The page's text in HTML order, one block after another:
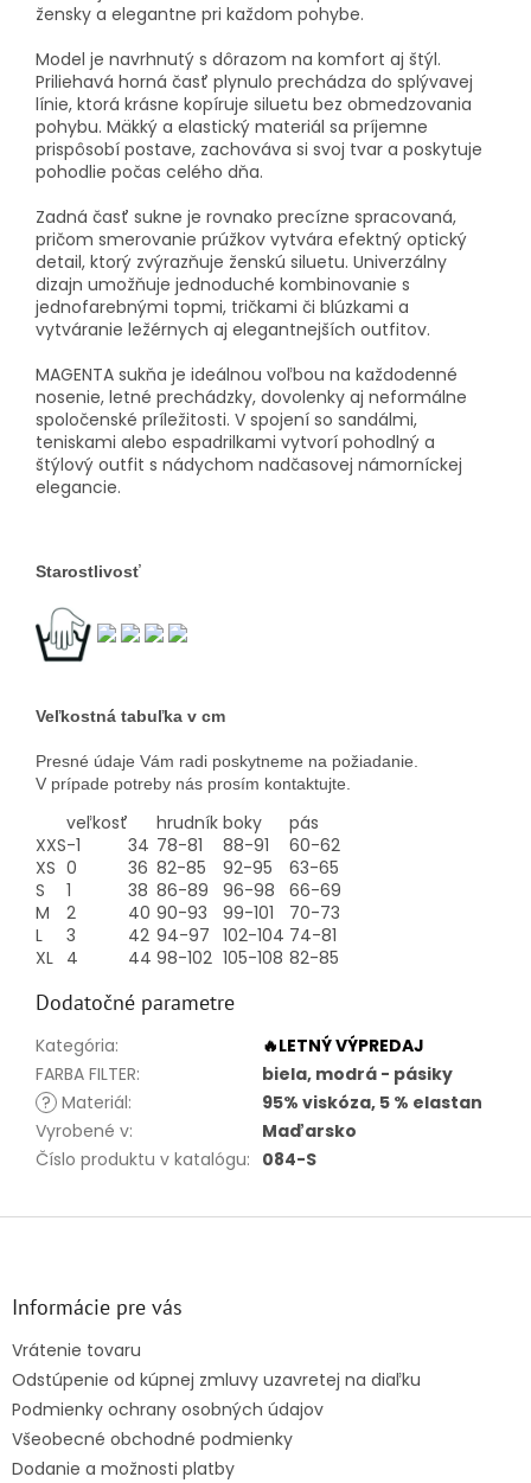
žensky a elegantne pri každom pohybe.
Model je navrhnutý s dôrazom na komfort aj štýl.
Priliehavá horná časť plynulo prechádza do splývavej
línie, ktorá krásne kopíruje siluetu bez obmedzovania
pohybu. Mäkký a elastický materiál sa príjemne
prispôsobí postave, zachováva si svoj tvar a poskytuje
pohodlie počas celého dňa.
Zadná časť sukne je rovnako precízne spracovaná,
pričom smerovanie prúžkov vytvára efektný optický
detail, ktorý zvýrazňuje ženskú siluetu. Univerzálny
dizajn umožňuje jednoduché kombinovanie s
jednofarebnými topmi, tričkami či blúzkami a
vytváranie ležérnych aj elegantnejších outfitov.
MAGENTA sukňa je ideálnou voľbou na každodenné
nosenie, letné prechádzky, dovolenky aj neformálne
spoločenské príležitosti. V spojení so sandálmi,
teniskami alebo espadrilkami vytvorí pohodlný a
štýlový outfit s nádychom nadčasovej námorníckej
elegancie.
Starostlivosť
Veľkostná tabuľka v cm
Presné údaje Vám radi poskytneme na požiadanie.
V prípade potreby nás prosím kontaktujte.
veľkosť hrudník boky
pás
XXS-1 34 78-81 88-91
60-62
XS 0 36 82-85 92-95
63-65
S
1 38 86-89 96-98
66-69
M
2 40 90-93 99-101
70-73
L
3 42 94-97 102-104 74-81
XL 4 44 98-102 105-108 82-85
Dodatočné parametre
Kategória:
🔥LETNÝ VÝPREDAJ
FARBA FILTER:
biela, modrá - pásiky
? Materiál:
95% viskóza, 5 % elastan
Vyrobené v:
Maďarsko
Číslo produktu v katalógu: 084-S
Z
Informácie pre vás
Vrátenie tovaru
Odstúpenie od kúpnej zmluvy uzavretej na diaľku
Podmienky ochrany osobných údajov
Všeobecné obchodné podmienky
Dodanie a možnosti platby